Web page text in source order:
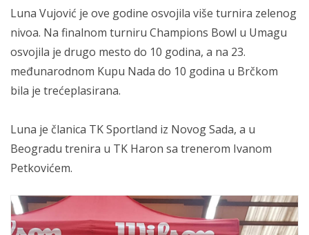
Luna Vujović je ove godine osvojila više turnira zelenog
nivoa. Na finalnom turniru Champions Bowl u Umagu
osvojila je drugo mesto do 10 godina, a na 23.
međunarodnom Kupu Nada do 10 godina u Brčkom
bila je trećeplasirana.
Luna je članica TK Sportland iz Novog Sada, a u
Beogradu trenira u TK Haron sa trenerom Ivanom
Petkovićem.